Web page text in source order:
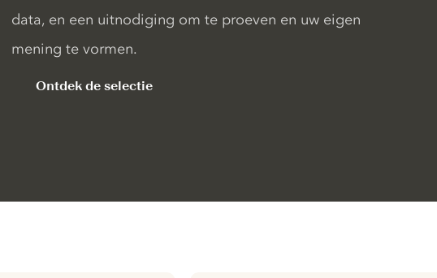
data, en een uitnodiging om te proeven en uw eigen
mening te vormen.
Ontdek de selectie